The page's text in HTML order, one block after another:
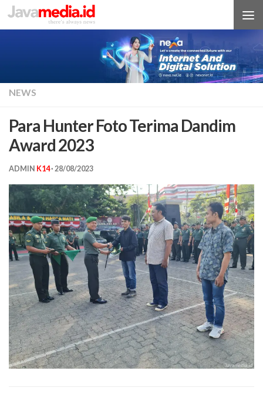
Skip to content
NEWS
Para Hunter Foto Terima Dandim
Award 2023
ADMIN K14· 28/08/2023